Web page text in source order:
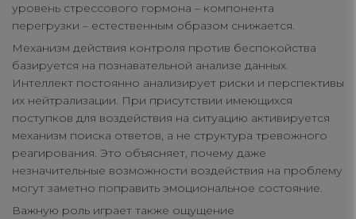
уровень стрессового гормона – компонента
перегрузки – естественным образом снижается.
Механизм действия контроля против беспокойства
базируется на познавательной анализе данных.
Интеллект постоянно анализирует риски и перспективы
их нейтрализации. При присутствии имеющихся
поступков для воздействия на ситуацию активируется
механизм поиска ответов, а не структура тревожного
реагирования. Это объясняет, почему даже
незначительные возможности воздействия на проблему
могут заметно поправить эмоциональное состояние.
Важную роль играет также ощущение